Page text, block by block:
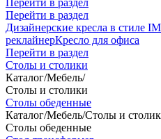
Перейти в раздел
Перейти в раздел
Дизайнерские кресла в стиле
реклайнерКресло для офиса
Перейти в раздел
Столы и столики
Каталог/Мебель/
Столы и столики
Столы обеденные
Каталог/Мебель/Столы и
Столы обеденные